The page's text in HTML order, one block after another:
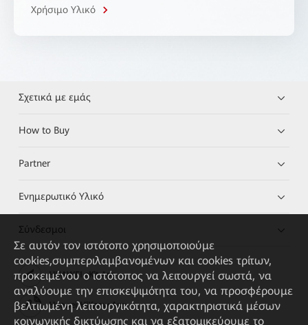
Χρήσιμο Υλικό
Σχετικά με εμάς
How to Buy
Partner
Ενημερωτικό Υλικό
Σύνδεσμοι
HUAWEI eKit App
Huawei HiKnow App
Σε αυτόν τον ιστότοπο χρησιμοποιούμε
cookies,συμπεριλαμβανομένων και cookies τρίτων,
προκειμένου ο ιστότοπος να λειτουργεί σωστά, να
αναλύουμε την επισκεψιμότητα του, να προσφέρουμε
βελτιωμένη λειτουργικότητα, χαρακτηριστικά μέσων
κοινωνικής δικτύωσης και να εξατομικεύουμε το